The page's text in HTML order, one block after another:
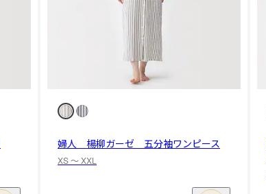
婦人 楊柳ガーゼ 五分袖ワンピース
XS 〜 XXL